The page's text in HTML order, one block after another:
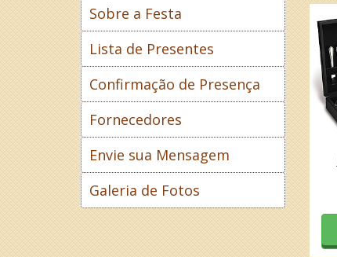
Sobre a Festa
Lista de Presentes
Confirmação de Presença
Fornecedores
Envie sua Mensagem
Galeria de Fotos